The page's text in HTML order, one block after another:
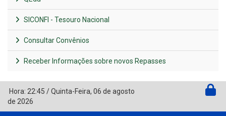
SICONFI - Tesouro Nacional
Consultar Convênios
Receber Informações sobre novos Repasses
Hora: 22:45 /Quinta-Feira, 06 de agosto
de 2026